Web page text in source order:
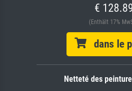
€
(Enthält 17%
dans le
Netteté des